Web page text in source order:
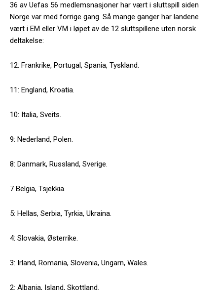
36 av Uefas 56 medlemsnasjoner har vært i sluttspill siden
Norge var med forrige gang. Så mange ganger har landene
vært i EM eller VM i løpet av de 12 sluttspillene uten norsk
deltakelse:
12: Frankrike, Portugal, Spania, Tyskland.
11: England, Kroatia.
10: Italia, Sveits.
9: Nederland, Polen.
8: Danmark, Russland, Sverige.
7 Belgia, Tsjekkia.
5: Hellas, Serbia, Tyrkia, Ukraina.
4: Slovakia, Østerrike.
3: Irland, Romania, Slovenia, Ungarn, Wales.
2: Albania, Island, Skottland.